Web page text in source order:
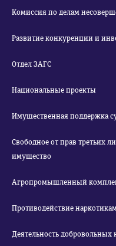
Комиссия по делам
Развитие конкуренции и
Отдел ЗАГС
Национальные проекты
Имущественная поддержка
Свободное от прав третьих
имущество
Агропромышленный
Противодействие
Деятельность